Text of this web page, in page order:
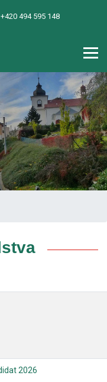
+420 494 595 148
2026